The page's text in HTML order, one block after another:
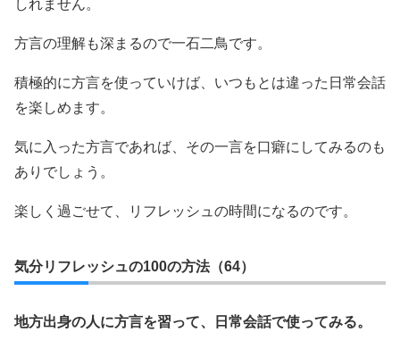
しれません。
方言の理解も深まるので一石二鳥です。
積極的に方言を使っていけば、いつもとは違った日常会話
を楽しめます。
気に入った方言であれば、その一言を口癖にしてみるのも
ありでしょう。
楽しく過ごせて、リフレッシュの時間になるのです。
気分リフレッシュの100の方法（64）
地方出身の人に方言を習って、日常会話で使ってみる。